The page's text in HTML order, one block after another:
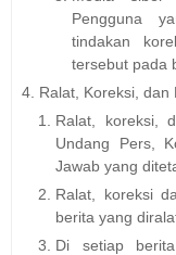
Pengguna
tindakan
tersebut pada
Ralat, Koreksi, dan
Ralat, koreksi,
Undang Pers,
Jawab yang
Ralat, koreksi
berita yang
Di setiap